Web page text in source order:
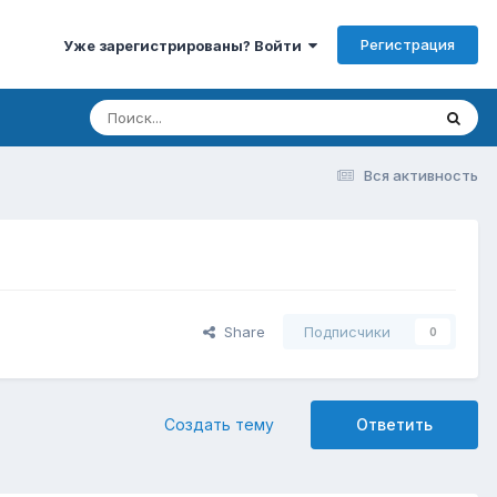
Уже зарегистрированы? Войти Регистрация
Вся активность
Share Подписчики 0
Ответить
Создать тему